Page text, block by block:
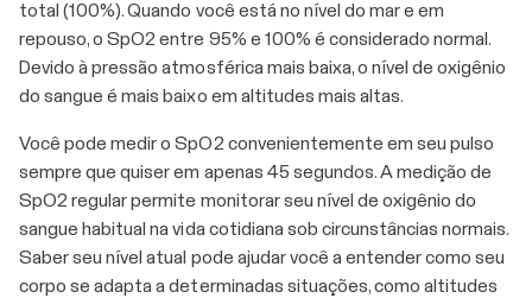
total (100%). Quando você está no nível do mar e em
repouso, o SpO2 entre 95% e 100% é considerado normal.
Devido à pressão atmosférica mais baixa, o nível de oxigênio
do sangue é mais baixo em altitudes mais altas.
Você pode medir o SpO2 convenientemente em seu pulso
sempre que quiser em apenas 45 segundos. A medição de
SpO2 regular permite monitorar seu nível de oxigênio do
sangue habitual na vida cotidiana sob circunstâncias normais.
Saber seu nível atual pode ajudar você a entender como seu
corpo se adapta a determinadas situações, como altitudes